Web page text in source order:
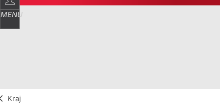
MENU
Kraj